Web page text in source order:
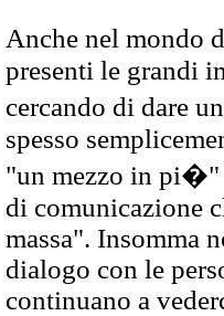
Anche nel mondo
presenti le grandi
cercando di dare
spesso
"un mezzo in pi�"
di comunicazione
massa". Insomma
dialogo con le
continuano a